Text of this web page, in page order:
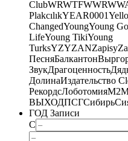
ClubWRWTFWWR
PlakcılıkYEAR0001
ChangedYoungYoung
LifeYoung TikiYoung
TurksYZYZANZapisy
ПесняБалкантон
ЗвукДрагоценность
ДолинаИздательство
РекордсЛоботомияМ2
ВЫХОДПСГСибирь
ГОД Записи
С